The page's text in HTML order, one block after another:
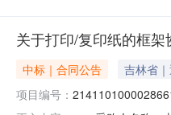
关于打印/复印纸的框
中标｜合同公告 吉林省
项目编号：